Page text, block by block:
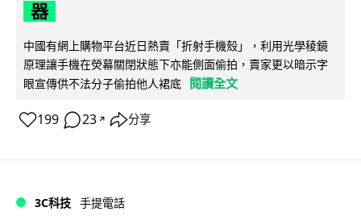
器
中國有網上購物平台近日熱賣「折射手機殼」，利用光學稜鏡
原理讓手機在熒幕關閉狀態下亦能側面偷拍，賣家更以暗示字
眼宣傳供不法分子偷拍他人裙底
閱讀全文
199 23 ↗ 分享
3C科技 手提電話